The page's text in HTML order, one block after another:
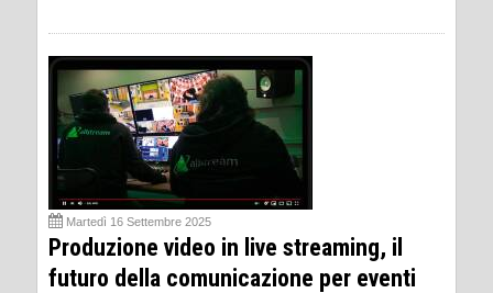
Martedì 16 Settembre 2025
Produzione video in live streaming, il
futuro della comunicazione per eventi